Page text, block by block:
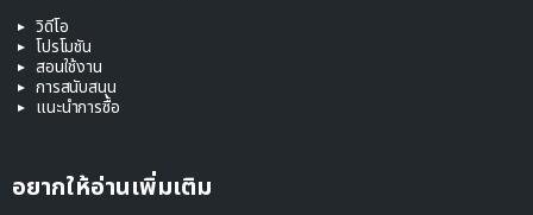
วิดีโอ
โปรโมชัน
สอนใช้งาน
การสนับสนุน
แนะนำการซื้อ
อยากให้อ่านเพิ่มเติม